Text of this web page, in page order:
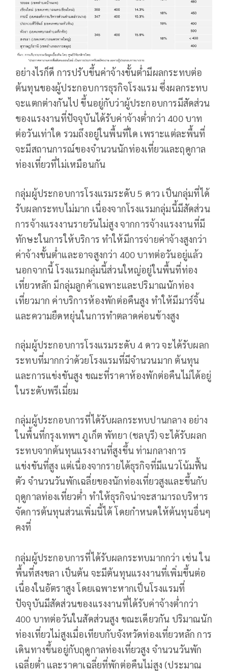
อย่างไรก็ดี การปรับขึ้นค่าจ้างขั้นต่ำมีผลกระทบต่อ
ต้นทุนของผู้ประกอบการธุรกิจโรงแรม ซึ่งผลกระทบ
จะแตกต่างกันไป ขึ้นอยู่กับว่าผู้ประกอบการมีสัดส่วน
ของแรงงานที่ปัจจุบันได้รับค่าจ้างต่ำกว่า 400 บาท
ต่อวันเท่าใด รวมถึงอยู่ในพื้นที่ใด เพราะแต่ละพื้นที่
จะมีสถานการณ์ของจำนวนนักท่องเที่ยวและฤดูกาล
ท่องเที่ยวที่ไม่เหมือนกัน
กลุ่มผู้ประกอบการโรงแรมระดับ 5 ดาว เป็นกลุ่มที่ได้
รับผลกระทบไม่มาก เนื่องจากโรงแรมกลุ่มนี้มีสัดส่วน
การจ้างแรงงานรายวันไม่สูง จากการจ้างแรงงานที่มี
ทักษะในการให้บริการ ทำให้มีการจ่ายค่าจ้างสูงกว่า
ค่าจ้างขั้นต่ำและอาจสูงกว่า 400 บาทต่อวันอยู่แล้ว
นอกจากนี้ โรงแรมกลุ่มนี้ส่วนใหญ่อยู่ในพื้นที่ท่อง
เที่ยวหลัก มีกลุ่มลูกค้าเฉพาะและปริมาณนักท่อง
เที่ยวมาก ค่าบริการห้องพักต่อคืนสูง ทำให้มีมาร์จิ้น
และความยืดหยุ่นในการทำตลาดค่อนข้างสูง
กลุ่มผู้ประกอบการโรงแรมระดับ 4 ดาว จะได้รับผลก
ระทบที่มากกว่าด้วยโรงแรมที่มีจำนวนมาก ต้นทุน
และการแข่งขันสูง ขณะที่ราคาห้องพักต่อคืนไม่ได้อยู่
ในระดับพรีเมี่ยม
กลุ่มผู้ประกอบการที่ได้รับผลกระทบปานกลาง อย่าง
ในพื้นที่กรุงเทพฯ ภูเก็ต พัทยา (ชลบุรี) จะได้รับผลก
ระทบจากต้นทุนแรงงานที่สูงขึ้น ท่ามกลางการ
แข่งขันที่สูง แต่เนื่องจากรายได้ธุรกิจที่มีแนวโน้มฟื้น
ตัว จำนวนวันพักเฉลี่ยของนักท่องเที่ยวสูงและขึ้นกับ
ฤดูกาลท่องเที่ยวต่ำ ทำให้ธุรกิจน่าจะสามารถบริหาร
จัดการต้นทุนส่วนเพิ่มนี้ได้ โดยกำหนดให้ต้นทุนอื่นๆ
คงที่
กลุ่มผู้ประกอบการที่ได้รับผลกระทบมากกว่า เช่น ใน
พื้นที่สงขลา เป็นต้น จะมีต้นทุนแรงงานที่เพิ่มขึ้นต่อ
เนื่องในอัตราสูง โดยเฉพาะหากเป็นโรงแรมที่
ปัจจุบันมีสัดส่วนของแรงงานที่ได้รับค่าจ้างต่ำกว่า
400 บาทต่อวันในสัดส่วนสูง ขณะเดียวกัน ปริมาณนัก
ท่องเที่ยวไม่สูงเมื่อเทียบกับจังหวัดท่องเที่ยวหลัก การ
เดินทางขึ้นอยู่กับฤดูกาลท่องเที่ยวสูง จำนวนวันพัก
เฉลี่ยต่ำ และราคาเฉลี่ยที่พักต่อคืนไม่สูง (ประมาณ